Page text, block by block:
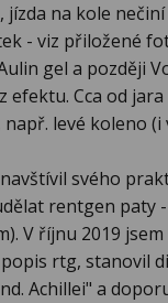
jízda na kole
- viz přiložené
gel a později
efektu. Cca od
levé koleno (i
svého
rentgen paty
V říjnu 2019
rtg, stanovil
Achillei" a